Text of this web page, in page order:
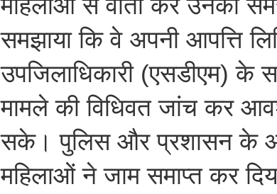
महिलाओं से वार्ता कर उनकी
समझाया कि वे अपनी आपत्ति
उपजिलाधिकारी (एसडीएम) के
मामले की विधिवत जांच कर
सके। पुलिस और प्रशासन के
महिलाओं ने जाम समाप्त कर